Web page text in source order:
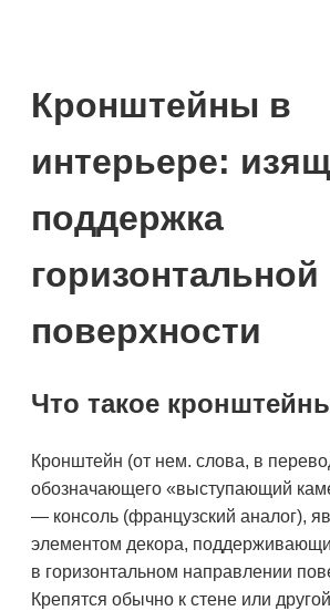
Кронштейны в
интерьере:
поддержка
горизонтальной
поверхности
Что такое
Кронштейн (от нем. слова, в
обозначающего «выступающий
— консоль (французский аналог),
элементом декора,
в горизонтальном направлении
Крепятся обычно к стене или